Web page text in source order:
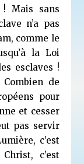
Mais sans
n’a pas
comme le
la Loi
esclaves !
de
pour
et cesser
pas servir
c’est
c’est